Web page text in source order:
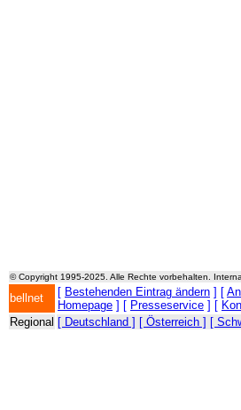
© Copyright 1995-2025. Alle Rechte vorbehalten.
bellnet [ Bestehenden Eintrag ändern ] [
Homepage ] [ Presseservice ] [
Regional [ Deutschland ] [ Österreich ] [